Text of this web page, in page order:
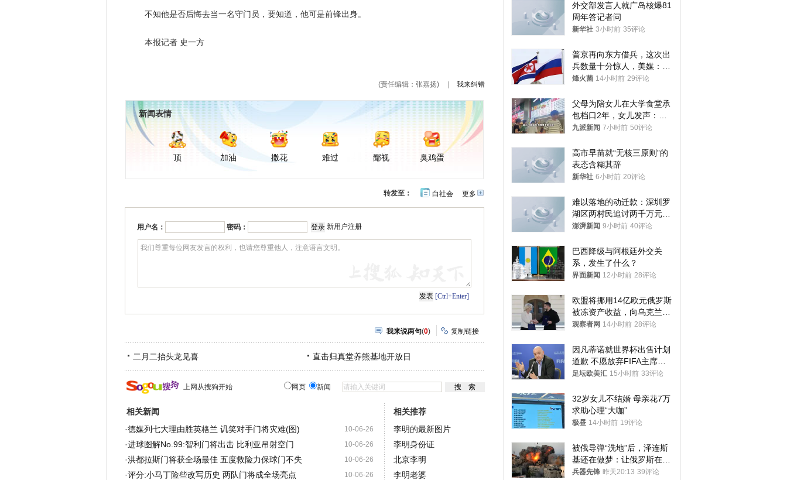
不知他是否后悔去当一名守门员，要知道，他可是前锋出身。
本报记者 史一方
(责任编辑：张嘉扬) 我来纠错
新闻表情
顶 加油 撒花 难过 鄙视 臭鸡蛋
更多开
转发至： 白社会
用户名： 密码： 新用户注册
[Ctrl+Enter]
我来说两句(0) 复制链接
二月二抬头龙见喜 直击归真堂养熊基地开放日
上网从搜狗开始 网页 新闻
相关新闻
10-06-26
·德媒列七大理由胜英格兰 讥笑对手门将灾难(图)
10-06-26
·进球图解No.99:智利门将出击 比利亚吊射空门
10-06-26
·洪都拉斯门将获全场最佳 五度救险力保球门不失
10-06-26
·评分:小马丁险些改写历史 两队门将成全场亮点
相关推荐
李明的最新图片
李明身份证
北京李明
李明老婆
外交部发言人就广岛核爆81
周年答记者问
新华社 3小时前 35评论
普京再向东方借兵，这次出
兵数量十分惊人，美媒：俄
朝要动真格？
烽火菌 14小时前 29评论
父母为陪女儿在大学食堂承
包档口2年，女儿发声：初
衷是为了陪伴，毕业后将不
九派新闻 7小时前 50评论
高市早苗就“无核三原则”的
表态含糊其辞
新华社 6小时前 20评论
难以落地的动迁款：深圳罗
湖区两村民追讨两千万元动
迁款八年未果
澎湃新闻 9小时前 40评论
巴西降级与阿根廷外交关
系，发生了什么？
界面新闻 12小时前 28评论
欧盟将挪用14亿欧元俄罗斯
被冻资产收益，向乌克兰提
供援助
观察者网 14小时前 28评论
因凡蒂诺就世界杯出售计划
道歉 不愿放弃FIFA主席职
位
足坛欧美汇 15小时前 33评论
32岁女儿不结婚 母亲花7万
求助心理“大咖”
极昼 14小时前 19评论
被俄导弹“洗地”后，泽连斯
基还在做梦：让俄罗斯在冬
季前求和？
兵器先锋 昨天20:13 39评论